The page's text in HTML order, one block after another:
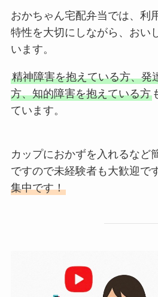
おかちゃん宅配弁当では、利
特性を大切にしながら、おい
います。
精神障害を抱えている方、発
方、知的障害を抱えている方
ています。
カップにおかずを入れるなど
ですので未経験者も大歓迎で
集中です！